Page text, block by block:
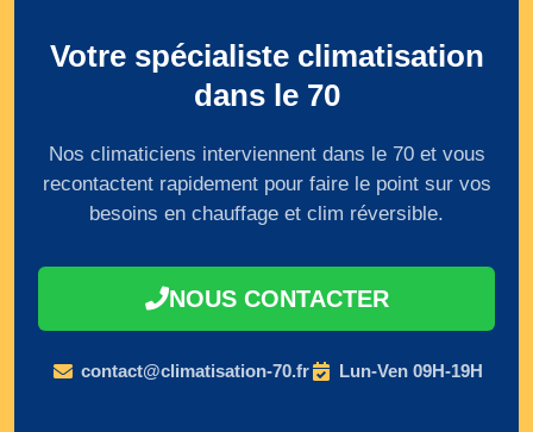
Votre spécialiste climatisation
dans le 70
Nos climaticiens interviennent dans le 70 et vous
recontactent rapidement pour faire le point sur vos
besoins en chauffage et clim réversible.
NOUS CONTACTER
contact@climatisation-70.fr Lun-Ven 09H-19H